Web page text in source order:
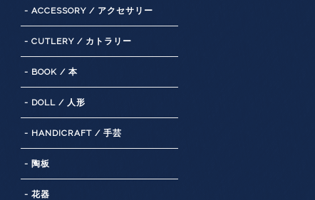
- ACCESSORY / アクセサリー
- CUTLERY / カトラリー
- BOOK / 本
- DOLL / 人形
- HANDICRAFT / 手芸
- 陶板
- 花器